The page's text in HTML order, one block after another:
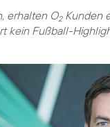
erhalten O2Kunden
kein Fußball-